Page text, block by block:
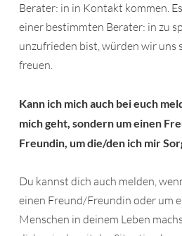
Berater: in in Kontakt kommen.
einer bestimmten Berater: in zu
unzufrieden bist, würden wir uns
freuen.
Kann ich mich auch bei euch
mich geht, sondern um einen
Freundin, um die/den ich mir
Du kannst dich auch melden,
einen Freund/Freundin oder um
Menschen in deinem Leben